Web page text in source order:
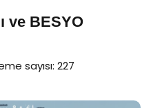
ve BESYO
sayısı: 227